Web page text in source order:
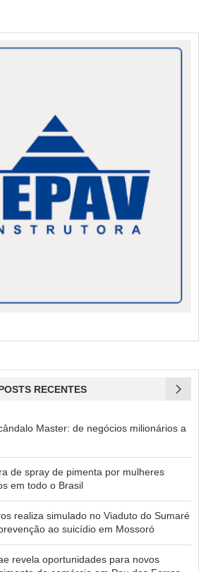
RECENTES
Master: de negócios milionários a
de spray de pimenta por mulheres
em todo o Brasil
realiza simulado no Viaduto do Sumaré
ao suicídio em Mossoró
revela oportunidades para novos